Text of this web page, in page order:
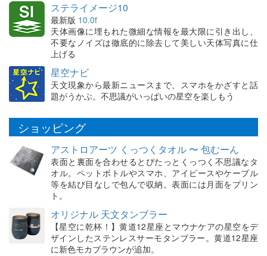
ステライメージ10
最新版 10.0f
天体画像に埋もれた微細な情報を最大限に引き出し、
不要なノイズは徹底的に除去して美しい天体写真に仕
上げる
星空ナビ
天文現象から最新ニュースまで、スマホをかざすと話
題がうかぶ。不思議がいっぱいの星空を楽しもう
ショッピング
アストロアーツ くっつくタオル 〜 包むーん
表面と裏面を合わせるとぴたっとくっつく不思議なタ
オル。ペットボトルやスマホ、アイピースやケーブル
等を結び目なしで包んで収納。表面には月面をプリン
ト。
オリジナル 天文タンブラー
【星空に乾杯！】黄道12星座とマウナケアの星空をデ
ザインしたステンレスサーモタンブラー。黄道12星座
に新色モカブラウンが追加。